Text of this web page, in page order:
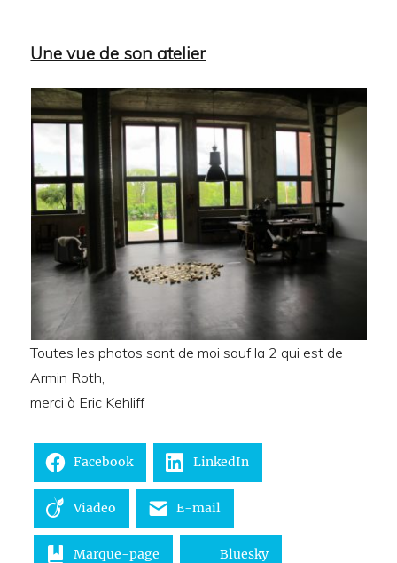
Une vue de son atelier
Toutes les photos sont de moi sauf la 2 qui est de
Armin Roth,
merci à Eric Kehliff
Facebook LinkedIn
Viadeo E-mail
Marque-page Bluesky